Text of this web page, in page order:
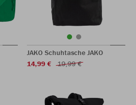
JAKO Schuhtasche JAKO
14,99 €
19,99 €